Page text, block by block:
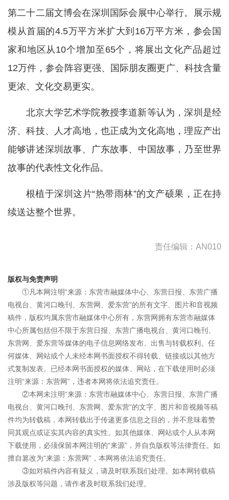
第二十二届文博会在深圳国际会展中心举行。展示规
模从首届的4.5万平方米扩大到16万平方米，参会国
家和地区从10个增加至65个，将展出文化产品超过
12万件，参会阵容更强、国际朋友圈更广、科技含量
更浓、文化交易更实。
北京大学艺术学院教授李道新等认为，深圳是经
济、科技、人才高地，也正成为文化高地，理应产出
能够讲述深圳故事、广东故事、中国故事，乃至世界
故事的代表性文化作品。
根植于深圳这片“热带雨林”的文产硕果，正在持
续送达整个世界。
责任编辑：AN010
版权与免责声明
①凡本网注明“来源：东营市融媒体中心、东营日报、东营广播
电视台、黄河口晚刊、东营网、爱东营”的所有文字、图片和音视频
稿件，版权均属东营市融媒体中心所有，东营网拥有东营市融媒体
中心所属包括但不限于东营日报、东营广播电视台、黄河口晚刊、
东营网、爱东营等媒体的电子信息网络发布、出售与转载权利。任
何媒体、网站或个人未经本网书面授权不得转载、链接或以其他方
式复制发表。已经本网书面授权的媒体、网站，在下载使用时必须
注明“来源：东营网”，违者本网将依法追究责任。
②本网未注明“来源：东营市融媒体中心、东营日报、东营广播
电视台、黄河口晚刊、东营网、爱东营”的文字、图片和音视频等稿
件均为转载稿，本网转载出于传递更多信息之目的，并不意味着赞
同其观点或证实其内容的真实性。如其他媒体、网站或个人从本网
下载使用，必须保留本网注明的“来源”，并自负版权等法律责任。如
擅自篡改为“来源：东营网”，本网将依法追究责任。
③如对稿件内容有疑义，请及时联系我们处理。如本网转载稿
涉及版权等问题，请作者及时联系我们处理。